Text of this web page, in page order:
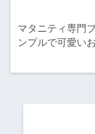
マタニティ専門
ンプルで可愛い